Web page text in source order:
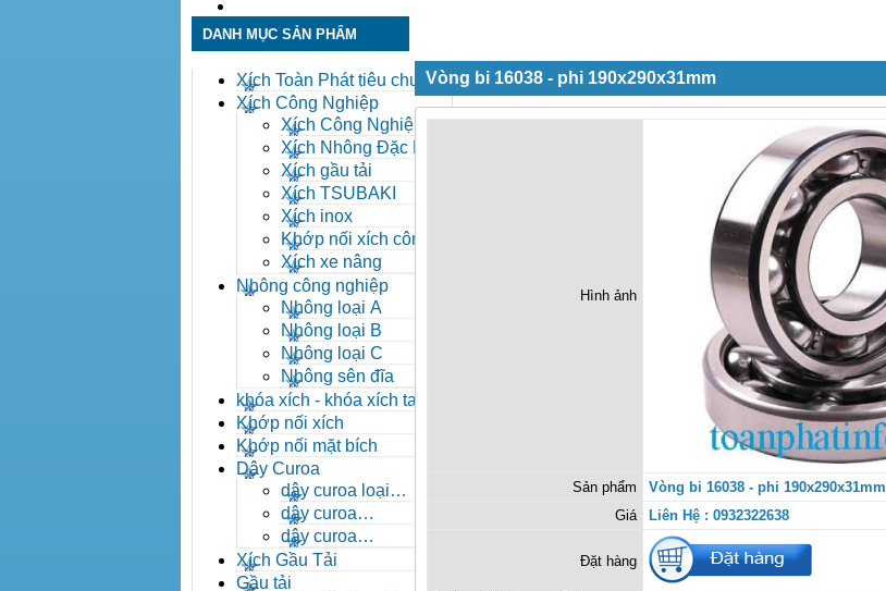
DANH MỤC SẢN PHẨM
Xích Toàn Phát tiêu chuẩn
ANSI
Xích Công Nghiệp
Xích Công Nghiệp -
Xich Cong Nghiep
Xích Nhông Đặc Biệt
Xích gầu tải
Xích TSUBAKI
Xích inox
Khớp nối xích công
nghiệp
Xích xe nâng
Nhông công nghiệp
Nhông loại A
Nhông loại B
Nhông loại C
Nhông sên đĩa
khóa xích - khóa xích tai eo
- khóa xích công nghiệp
Khớp nối xích
Khớp nối mặt bích
Dây Curoa
dây curoa loại
A,B,C,D,E
dây curoa
SPZ,SPA,SPB,SPC
dây curoa
XPZ,XPA,XPB,XPC
Xích Gầu Tải
Gầu tải
Vòng bi 16038 - phi 190x290x31mm
Hình ảnh
Sản phẩm
Vòng bi 16038 - phi 190x290x31mm
Giá
Liên Hệ : 0932322638
Đặt hàng